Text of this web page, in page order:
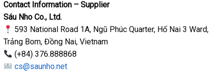
Contact Information – Supplier
Sáu Nho Co., Ltd.
593 National Road 1A, Ngũ Phúc Quarter, Hố Nai 3 Ward,
Trảng Bom, Đồng Nai, Vietnam
(+84) 376.888868
cs@saunho.net